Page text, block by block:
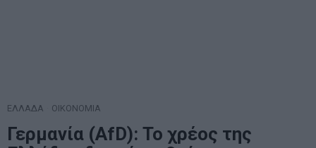
ΕΛΛΑΔΑ ΟΙΚΟΝΟΜΙΑ
Γερμανία (AfD): Το χρέος της